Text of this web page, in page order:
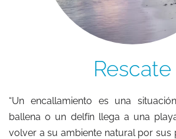
Rescate
“Un encallamiento es una
ballena o un delfín llega a una
volver a su ambiente natural por sus